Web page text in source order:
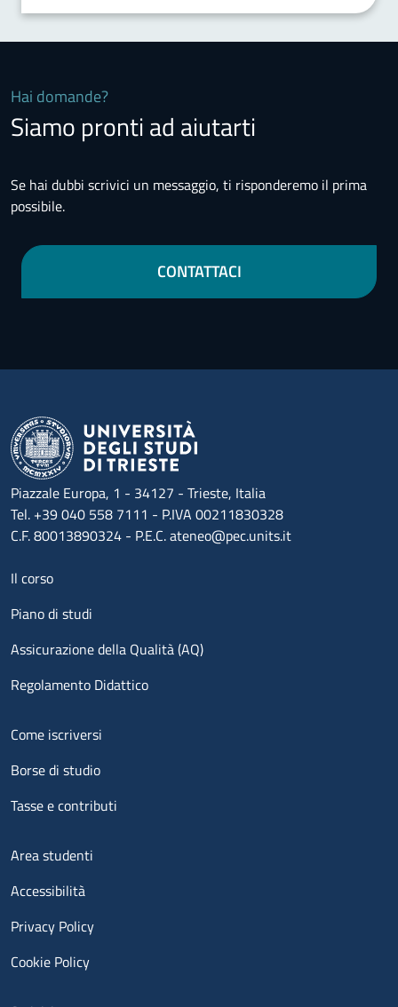
Hai domande?
Siamo pronti ad aiutarti
Se hai dubbi scrivici un messaggio, ti risponderemo il prima
possibile.
CONTATTACI
Piazzale Europa, 1 - 34127 - Trieste, Italia
Tel. +39 040 558 7111 - P.IVA 00211830328
C.F. 80013890324 - P.E.C. ateneo@pec.units.it
Menu footer 1
Il corso
Piano di studi
Assicurazione della Qualità (AQ)
Regolamento Didattico
Menu footer 2
Come iscriversi
Borse di studio
Tasse e contributi
Menu footer 3
Area studenti
Accessibilità
Privacy Policy
Cookie Policy